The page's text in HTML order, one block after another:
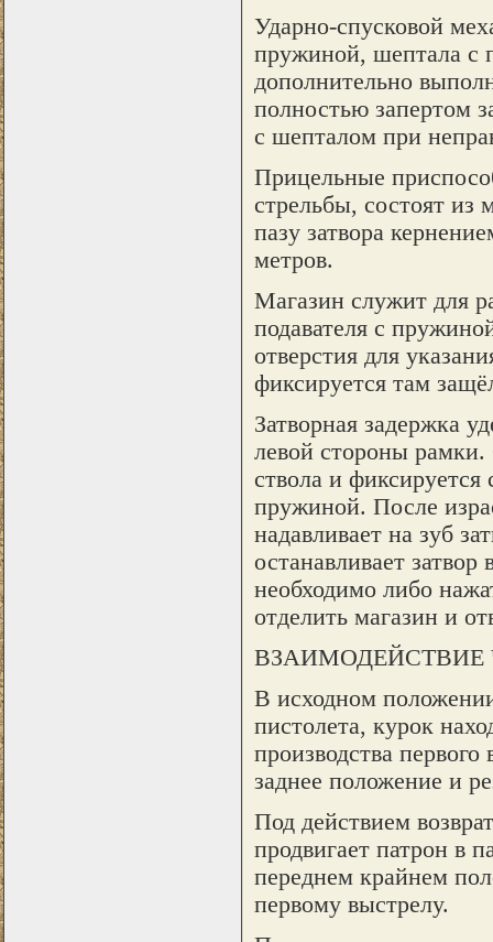
Ударно-спусковой
пружиной, шептала с
дополнительно
полностью запертом
с шепталом при
Прицельные
стрельбы, состоят из
пазу затвора
метров.
Магазин служит для
подавателя с
отверстия для
фиксируется там
Затворная задержка
левой стороны рамки.
ствола и
пружиной. После
надавливает на зуб
останавливает
необходимо либо
отделить магазин и
ВЗАИМОДЕЙСТВИЕ
В исходном
пистолета, курок
производства первого
заднее положение и
Под действием
продвигает патрон в
переднем крайнем
первому выстрелу.